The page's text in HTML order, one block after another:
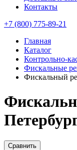
Контакты
+7 (800) 775-89-21
Главная
Каталог
Контрольно-
Фискальные
Фискальный
Сравнить